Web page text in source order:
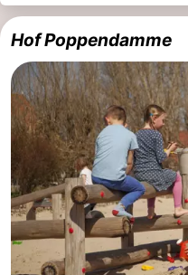
Hof Poppendamme